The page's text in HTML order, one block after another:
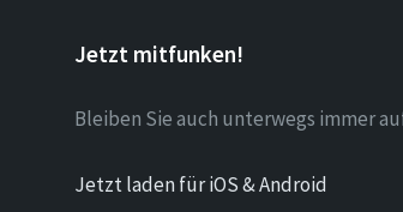
Jetzt mitfunken!
Bleiben Sie auch unterwegs immer
Jetzt laden für iOS & Android